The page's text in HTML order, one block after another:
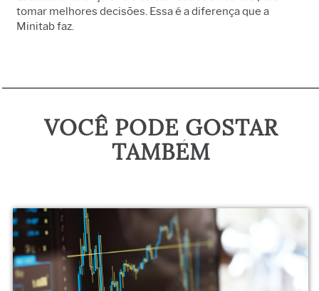
tomar melhores decisões. Essa é a diferença que a
Minitab faz.
VOCÊ PODE GOSTAR
TAMBÉM